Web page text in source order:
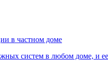
в частном доме
систем в любом доме, и